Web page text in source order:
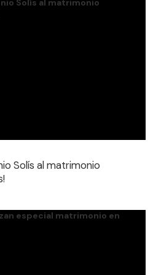
Solís al matrimonio